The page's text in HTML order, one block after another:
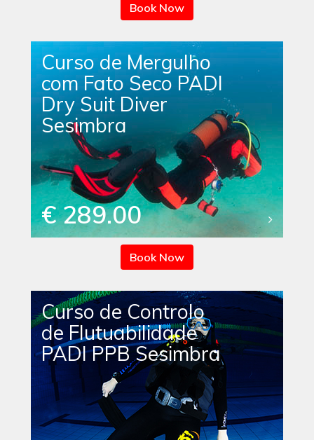
Book Now
Curso de Mergulho
com Fato Seco PADI
Dry Suit Diver
Sesimbra
€ 289.00
Book Now
Curso de Controlo
de Flutuabilidade
PADI PPB Sesimbra